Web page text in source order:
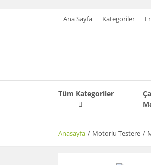
Ana Sayfa Kategoriler
Tüm Kategoriler
Anasayfa Motorlu Testere